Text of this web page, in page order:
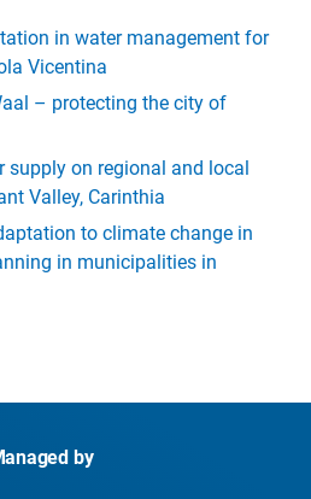
in water management for
Vicentina
– protecting the city of
supply on regional and local
Valley, Carinthia
to climate change in
in municipalities in
by